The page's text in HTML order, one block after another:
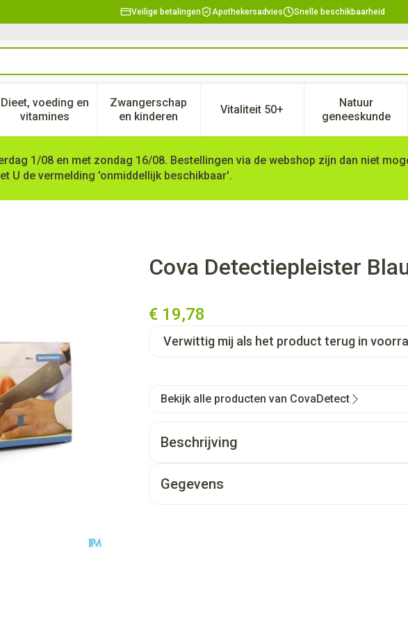
Veilige betalingen Apothekersadvies Snelle beschikbaarheid
voor Schoonheid, verzorging en hygiëne categorie
Dieet, voeding en
vitaminesToon submenu voor Dieet, voeding en vitamines categorie
Zwangerschap
en kinderenToon submenu voor Zwangerschap en kinderen
Vitaliteit 50+Toon submenu voor Vitaliteit
Natuur
geneeskunde
Toon
1/08 en met zondag 16/08. Bestellingen via de webshop zijn dan niet
U de vermelding 'onmiddellijk beschikbaar'.
Blauw Kneukel Wtp 100 4072w
Cova Detectiepleister
€ 19,78
Verwittig mij als het product terug in
Bekijk alle producten van CovaDetect
Beschrijving
Gegevens